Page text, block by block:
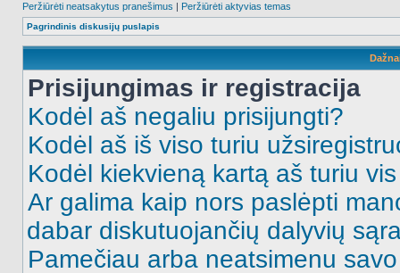
Peržiūrėti neatsakytus pranešimus | Peržiūrėti aktyvias temas
Pagrindinis diskusijų puslapis
Prisijungimas ir registracija
Kodėl aš negaliu prisijungti?
Kodėl aš iš viso turiu
Kodėl kiekvieną kartą aš turiu
Ar galima kaip nors paslėpti
dabar diskutuojančių dalyvių
Pamečiau arba neatsimenu